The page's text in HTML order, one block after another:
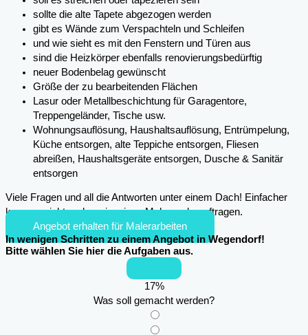
sollte die alte Tapete abgezogen werden
gibt es Wände zum Verspachteln und Schleifen
und wie sieht es mit den Fenstern und Türen aus
sind die Heizkörper ebenfalls renovierungsbedürftig
neuer Bodenbelag gewünscht
Größe der zu bearbeitenden Flächen
Lasur oder Metallbeschichtung für Garagentore,
Treppengeländer, Tische usw.
Wohnungsauflösung, Haushaltsauflösung, Entrümpelung,
Küche entsorgen, alte Teppiche entsorgen, Fliesen
abreißen, Haushaltsgeräte entsorgen, Dusche & Sanitär
entsorgen
Viele Fragen und all die Antworten unter einem Dach! Einfacher
kann es nicht mehr sein, einen Maler zu beauftragen.
Angebot erhalten für Malerarbeiten
In wenigen Schritten zu einem Angebot in Wegendorf!
Bitte wählen Sie hier die Aufgaben aus.
17%
Was soll gemacht werden?